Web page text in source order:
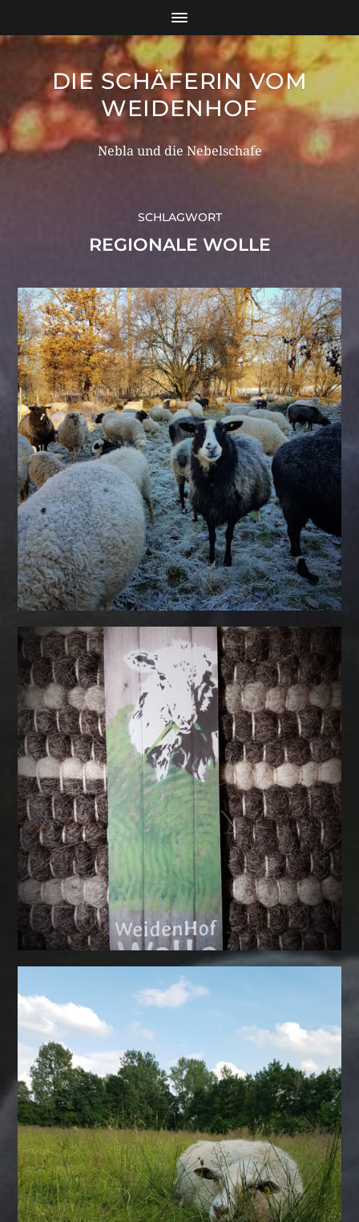
DIE SCHÄFERIN VOM
WEIDENHOF
Nebla und die Nebelschafe
SCHLAGWORT
REGIONALE WOLLE